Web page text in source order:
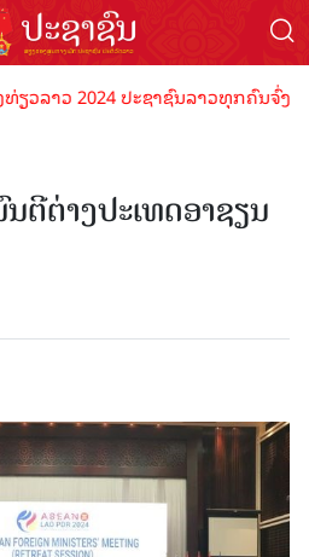
ລາວ 2024 ປະຊາຊົນລາວທຸກຄົນຈົ່ງພ້
ຕີຕ່າງປະເທດອາຊຽນ